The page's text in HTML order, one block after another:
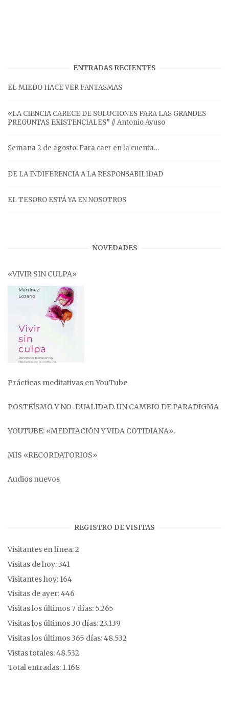
ENTRADAS RECIENTES
EL MIEDO HACE VER FANTASMAS
«LA CIENCIA CARECE DE SOLUCIONES PARA LAS GRANDES
PREGUNTAS EXISTENCIALES” // Antonio Ayuso
Semana 2 de agosto: Para caer en la cuenta…
DE LA INDIFERENCIA A LA RESPONSABILIDAD
EL TESORO ESTÁ YA EN NOSOTROS
NOVEDADES
«VIVIR SIN CULPA»
Prácticas meditativas en YouTube
POSTEÍSMO Y NO-DUALIDAD. UN CAMBIO DE PARADIGMA
YOUTUBE: «MEDITACIÓN Y VIDA COTIDIANA».
MIS «RECORDATORIOS»
Audios nuevos
REGISTRO DE VISITAS
Visitantes en línea:2
Visitas de hoy:341
Visitantes hoy: 164
Visitas de ayer:446
Visitas los últimos 7 días: 5.265
Visitas los últimos 30 días:23.139
Visitas los últimos 365 días:48.532
Vistas totales:48.532
Total entradas: 1.168